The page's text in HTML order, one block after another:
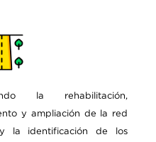
la rehabilitación,
y ampliación de la red
la identificación de los